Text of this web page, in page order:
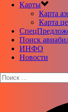
Карты
Карта
Карта
Поиск
ИНФО
Новости